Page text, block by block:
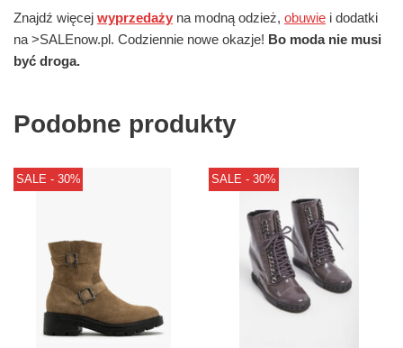
Znajdź więcej wyprzedaży na modną odzież, obuwie i dodatki
na >SALEnow.pl. Codziennie nowe okazje! Bo moda nie musi
być droga.
Podobne produkty
SALE - 30% SALE - 30%